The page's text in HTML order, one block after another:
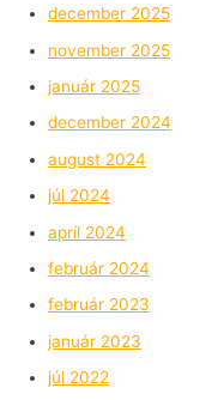
december 2025
november 2025
január 2025
december 2024
august 2024
júl 2024
apríl 2024
február 2024
február 2023
január 2023
júl 2022